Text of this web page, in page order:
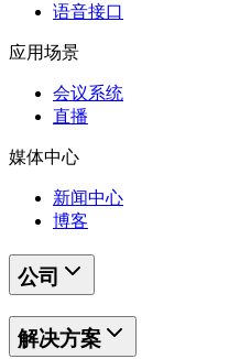
语音接口
应用场景
会议系统
直播
媒体中心
新闻中心
博客
公司
解决方案